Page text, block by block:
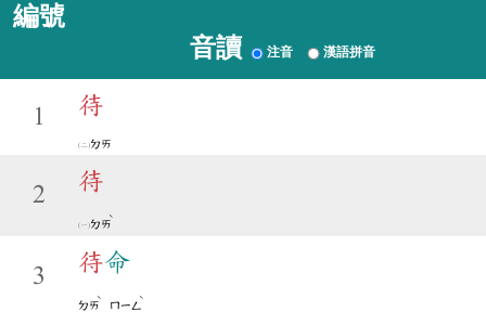
編號
音讀 注音 漢語拼音
1 待
ㄉㄞ
2
待
ㄉㄞ
ˋ
3
待命
ㄉㄞ
ˋ
ㄇㄧㄥ
ˋ